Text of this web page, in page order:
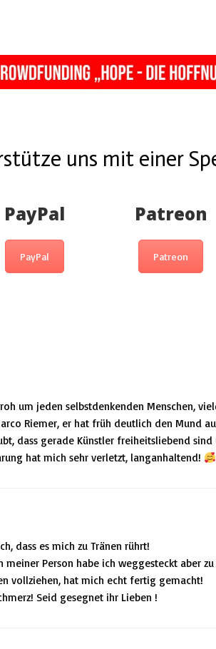
uns mit einer
PayPal
PayPal
Patreon
Patreon
um jeden selbstdenkenden Menschen,
Riemer, er hat früh deutlich den Mund
dass gerade Künstler freiheitsliebend
hat mich sehr verletzt, langanhaltend!
dass es mich zu Tränen rührt!
Person habe ich weggesteckt aber
vollziehen, hat mich echt fertig gemacht!
Seid gesegnet ihr Lieben !